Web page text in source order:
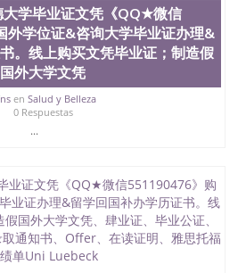
毕业证551190476哪里可以办理
申请学校办理假的毕业证成
哪里可以办理水印成绩单
改成绩单GPA分数551190476
551190476假文凭网上能查到吗
国外毕业证QQ微信551190476办
551190476国外毕业证去哪认证
凭认证QQ微信551190476国外
551190476泰国文凭办理QQ微
回国证明QQ微信551190476 国
外国文凭在中国有用吗
国留学回国证明QQ微信
学回国证明QQ微信551190476国
大学毕业证文凭《QQ★微信
学位证&咨询大学毕业证办理&
。线上购买文凭毕业证；制造假
国外大学文凭
en Salud y Belleza
0 Respuestas
...